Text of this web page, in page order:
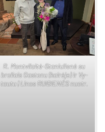
R. Mont­vi­lai­tė-Sta­niu­lie­nė su
bro­liais Gas­to­nu (kai­rė­je) ir Vy­
tau­tu | Li­nos RUI­BIE­NĖS nuo­tr.